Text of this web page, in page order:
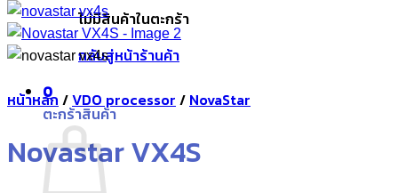
ไม่มีสินค้าในตะกร้า
กลับสู่หน้าร้านค้า
0
ตะกร้าสินค้า
หน้าหลัก /VDO processor / NovaStar
Novastar VX4S